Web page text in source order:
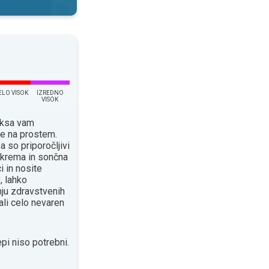
VISOK
IZREDNO
VISOK
vam
na prostem.
so priporočljivi
in sončna
in nosite
lahko
zdravstvenih
celo nevaren
niso potrebni.